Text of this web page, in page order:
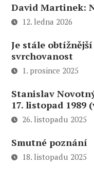
David Martinek:
12. ledna 2026
Je stále
svrchovanost
1. prosince 2025
Stanislav
17. listopad 1989
26. listopadu 2025
Smutné poznání
18. listopadu 2025